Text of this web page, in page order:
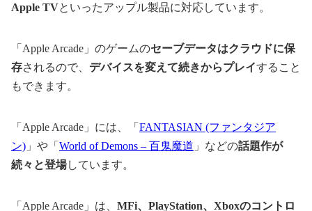
Apple TVといったアップル製品に対応しています。
「Apple Arcade」のゲームのセーブデータはクラウドに保
存されるので、 デバイスを変えて続きからプレイすること
もできます。
「Apple Arcade」には、「 FANTASIAN (ファンタジア
ン) 」や「 World of Demons – 百鬼魔道 」などの話題作が
続々と登場しています。
「Apple Arcade」は、 MFi、PlayStation、Xboxのコントロ